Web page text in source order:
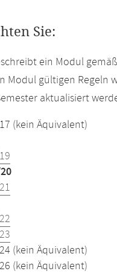
Sie:
ein Modul
Modul gültigen Regeln
aktualisiert
(kein Äquivalent)
(kein Äquivalent)
(kein Äquivalent)